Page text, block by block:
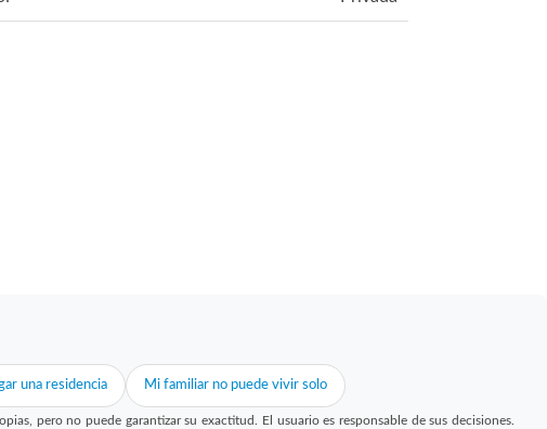
una residencia Mi familiar no puede vivir solo
pero no puede garantizar su exactitud. El usuario es responsable de sus decisiones.